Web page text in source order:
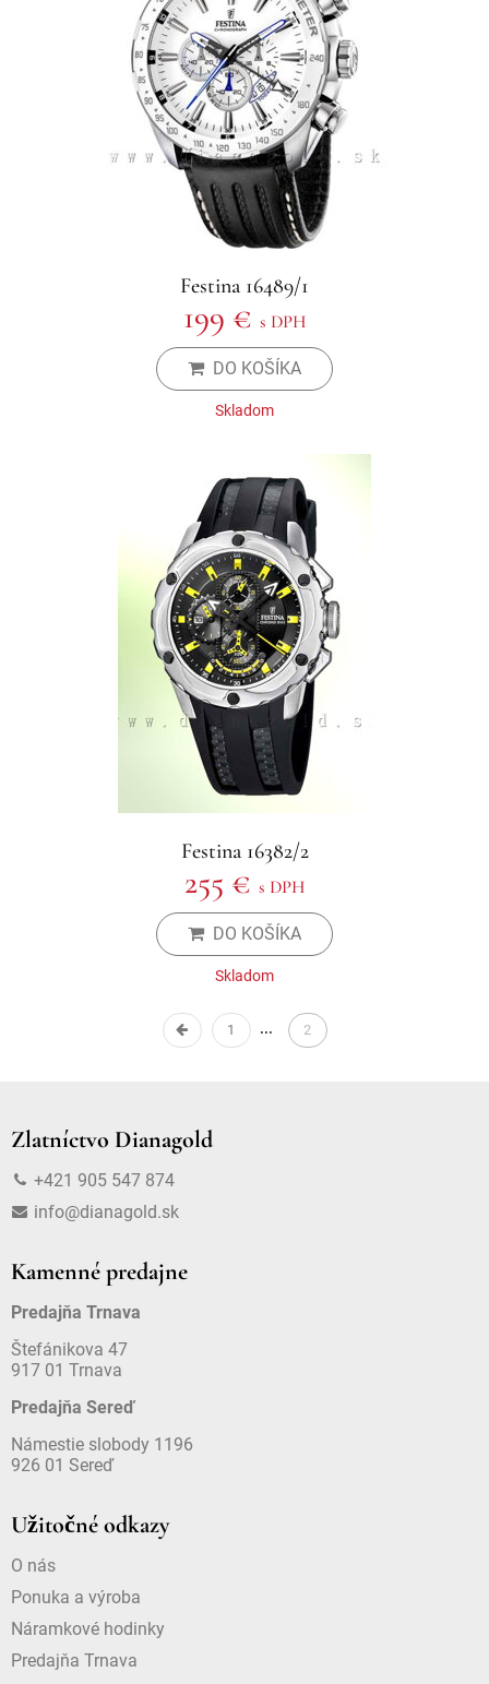
Festina 16489/1
199 € s DPH
DO KOŠÍKA
Skladom
Festina 16382/2
255 € s DPH
DO KOŠÍKA
Skladom
1 2
Zlatníctvo Dianagold
+421 905 547 874
info@dianagold.sk
Kamenné predajne
Predajňa Trnava
Štefánikova 47
917 01 Trnava
Predajňa Sereď
Námestie slobody 1196
926 01 Sereď
Užitočné odkazy
O nás
Ponuka a výroba
Náramkové hodinky
Predajňa Trnava